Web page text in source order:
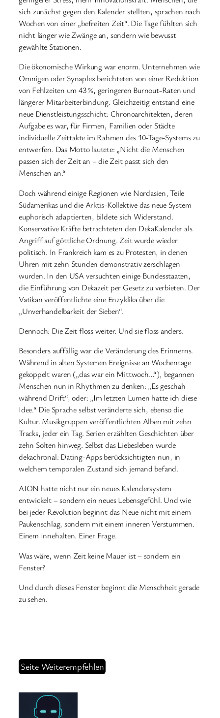
sich zunächst gegen den Kalender stellten, sprachen nach
Wochen von einer „befreiten Zeit“. Die Tage fühlten sich
nicht länger wie Zwänge an, sondern wie bewusst
gewählte Stationen.
Die ökonomische Wirkung war enorm. Unternehmen wie
Omnigen oder Synaplex berichteten von einer Reduktion
von Fehlzeiten um 43 %, geringeren Burnout-Raten und
längerer Mitarbeiterbindung. Gleichzeitig entstand eine
neue Dienstleistungsschicht: Chronoarchitekten, deren
Aufgabe es war, für Firmen, Familien oder Städte
individuelle Zeittakte im Rahmen des 10-Tage-Systems zu
entwerfen. Das Motto lautete: „Nicht die Menschen
passen sich der Zeit an – die Zeit passt sich den
Menschen an.“
Doch während einige Regionen wie Nordasien, Teile
Südamerikas und die Arktis-Kollektive das neue System
euphorisch adaptierten, bildete sich Widerstand.
Konservative Kräfte betrachteten den DekaKalender als
Angriff auf göttliche Ordnung. Zeit wurde wieder
politisch. In Frankreich kam es zu Protesten, in denen
Uhren mit zehn Stunden demonstrativ zerschlagen
wurden. In den USA versuchten einige Bundesstaaten,
die Einführung von Dekazeit per Gesetz zu verbieten. Der
Vatikan veröffentlichte eine Enzyklika über die
„Unverhandelbarkeit der Sieben“.
Dennoch: Die Zeit floss weiter. Und sie floss anders.
Besonders auffällig war die Veränderung des Erinnerns.
Während in alten Systemen Ereignisse an Wochentage
gekoppelt waren („das war ein Mittwoch…“), begannen
Menschen nun in Rhythmen zu denken: „Es geschah
während Drift“, oder: „Im letzten Lumen hatte ich diese
Idee.“ Die Sprache selbst veränderte sich, ebenso die
Kultur. Musikgruppen veröffentlichten Alben mit zehn
Tracks, jeder ein Tag. Serien erzählten Geschichten über
zehn Solten hinweg. Selbst das Liebesleben wurde
dekachronal: Dating-Apps berücksichtigten nun, in
welchem temporalen Zustand sich jemand befand.
AION hatte nicht nur ein neues Kalendersystem
entwickelt – sondern ein neues Lebensgefühl. Und wie
bei jeder Revolution beginnt das Neue nicht mit einem
Paukenschlag, sondern mit einem inneren Verstummen.
Einem Innehalten. Einer Frage.
Was wäre, wenn Zeit keine Mauer ist – sondern ein
Fenster?
Und durch dieses Fenster beginnt die Menschheit gerade
zu sehen.
Seite Weiterempfehlen